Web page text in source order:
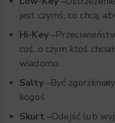
jest czymś, co chcą,
Hi-Key
coś, o czym ktoś
wiadomo.
Salty –Być
kogoś
Skurt –Odejść lub